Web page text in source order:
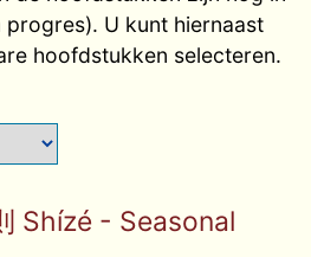
U kunt hiernaast
hoofdstukken selecteren.
Shízé - Seasonal